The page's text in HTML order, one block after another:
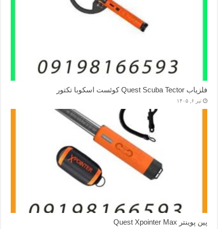
فلزیاب Quest Scuba Tector کوئست اسکوبا تکتور
تیر ۶, ۱۴۰۵
پین پوینتر Quest Xpointer Max